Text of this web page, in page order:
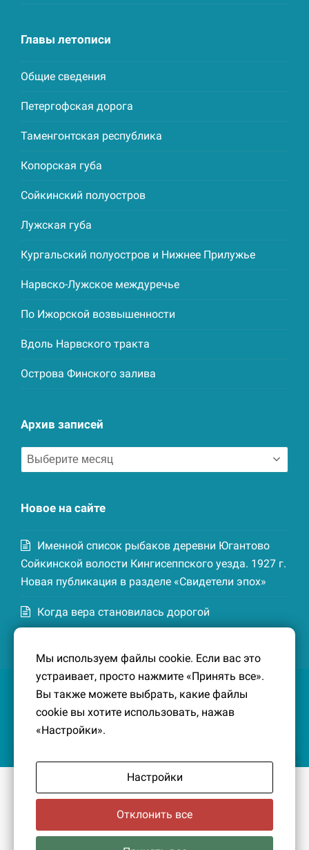
Главы летописи
Общие сведения
Петергофская дорога
Таменгонтская республика
Копорская губа
Сойкинский полуостров
Лужская губа
Кургальский полуостров и Нижнее Прилужье
Нарвско-Лужское междуречье
По Ижорской возвышенности
Вдоль Нарвского тракта
Острова Финского залива
Архив записей
Архив
записей
Новое на сайте
Именной список рыбаков деревни Югантово
Сойкинской волости Кингисеппского уезда. 1927 г.
Новая публикация в разделе «Свидетели эпох»
Когда вера становилась дорогой
Котельской волости Кингисеппского уезда. 1926-
27 гг. Новая публикация в разделе «Свидетели
эпох»
© 2016-2026
– Кусочек
малой Родины, без которого трудно представить себе
историко-культурный ландшафт Петербурга и
Ленинградской области.
Мы используем файлы cookie. Если вас это
устраивает, просто нажмите «Принять все».
Вы также можете выбрать, какие файлы
cookie вы хотите использовать, нажав
«Настройки».
Настройки
Отклонить все